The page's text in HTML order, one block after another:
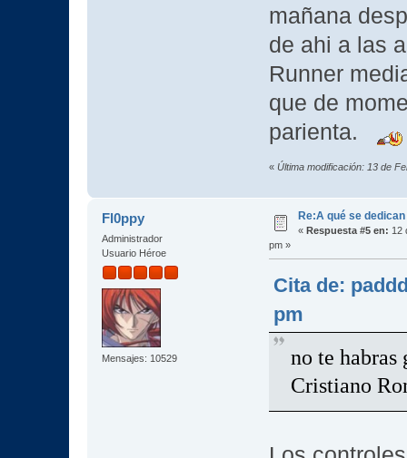
mañana
de ahi a las
Runner
que de
parienta.
« Última modificación: 13 de
Fl0ppy
Administrador
Usuario Héroe
Mensajes: 10529
Re:A qué se
« Respuesta #5 en: 12
pm »
Cita de:
pm
no te habras
Cristiano